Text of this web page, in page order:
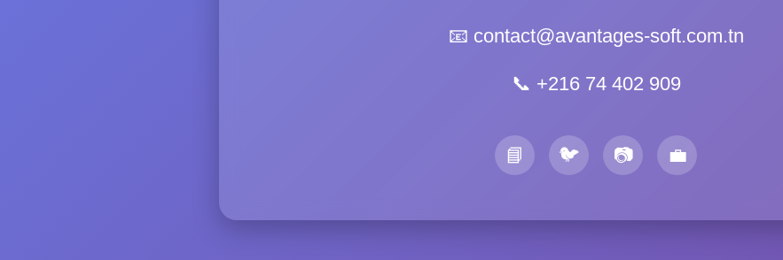
📧 contact@avantages-soft.com.tn
📞 +216 74 402 909
📘 🐦 📷 💼